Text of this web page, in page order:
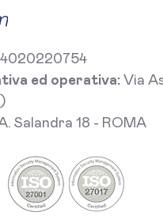
ed operativa: Via
Salandra 18 - ROMA